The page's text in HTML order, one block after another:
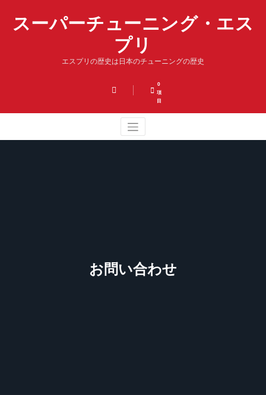
スーパーチューニング・エス
プリ
エスプリの歴史は日本のチューニングの歴史
0
項
目
お問い合わせ